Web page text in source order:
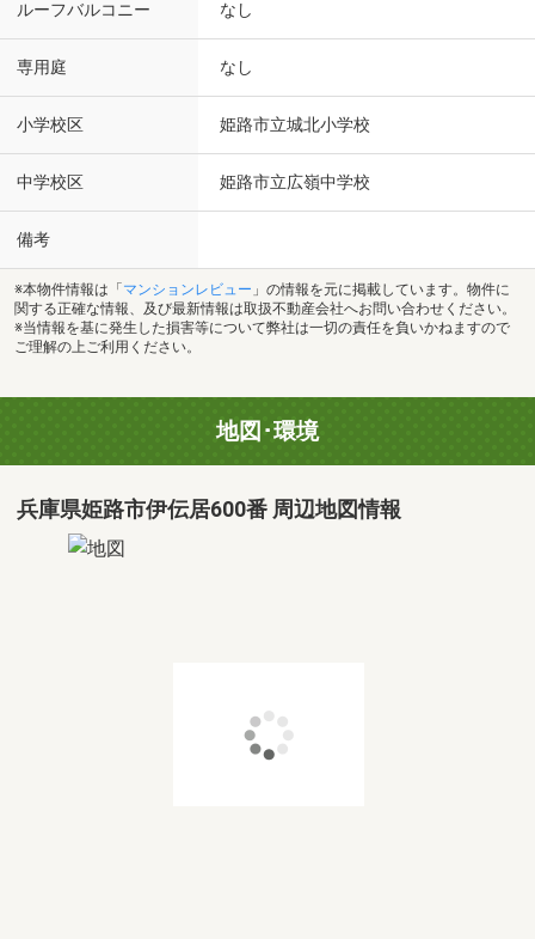
ルーフバルコニー なし
専用庭 なし
小学校区 姫路市立城北小学校
中学校区 姫路市立広嶺中学校
備考
※本物件情報は「 マンションレビュー 」の情報を元に掲載しています。物件に
関する正確な情報、及び最新情報は取扱不動産会社へお問い合わせください。
※当情報を基に発生した損害等について弊社は一切の責任を負いかねますので
ご理解の上ご利用ください。
地図･環境
兵庫県姫路市伊伝居600番 周辺地図情報